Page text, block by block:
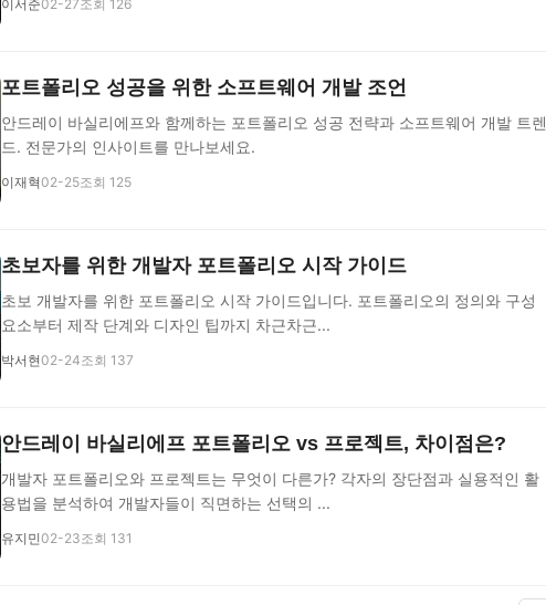
이서준02-27조회 126
포트폴리오 성공을 위한 소프트웨어 개발 조언
안드레이 바실리에프와 함께하는 포트폴리오 성공 전략과 소프트웨어 개발 트렌
드. 전문가의 인사이트를 만나보세요.
이재혁02-25조회 125
초보자를 위한 개발자 포트폴리오 시작 가이드
초보 개발자를 위한 포트폴리오 시작 가이드입니다. 포트폴리오의 정의와 구성
요소부터 제작 단계와 디자인 팁까지 차근차근...
박서현02-24조회 137
안드레이 바실리에프 포트폴리오 vs 프로젝트, 차이점은?
개발자 포트폴리오와 프로젝트는 무엇이 다른가? 각자의 장단점과 실용적인 활
용법을 분석하여 개발자들이 직면하는 선택의 ...
유지민02-23조회 131